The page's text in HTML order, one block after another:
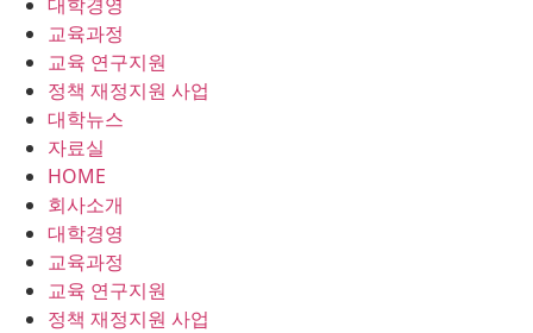
교육과정
교육 연구지원
정책 재정지원 사업
대학뉴스
자료실
HOME
회사소개
대학경영
교육과정
교육 연구지원
정책 재정지원 사업